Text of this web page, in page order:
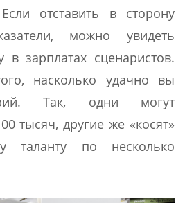
отставить в сторону
можно увидеть
зарплатах сценаристов.
насколько удачно вы
Так, одни могут
тысяч, другие же «косят»
таланту по несколько